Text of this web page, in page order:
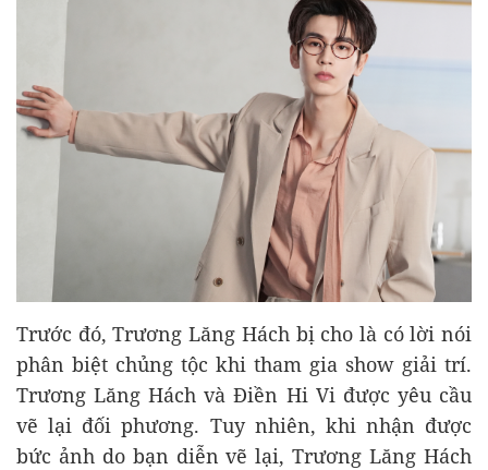
Trước đó, Trương Lăng Hách bị cho là có lời nói
phân biệt chủng tộc khi tham gia show giải trí.
Trương Lăng Hách và Điền Hi Vi được yêu cầu
vẽ lại đối phương. Tuy nhiên, khi nhận được
bức ảnh do bạn diễn vẽ lại, Trương Lăng Hách